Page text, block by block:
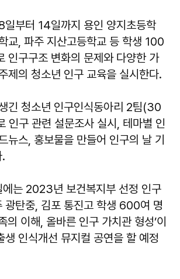
일부터 14일까지 용인 양지초등학
교, 파주 지산고등학교 등 학생 100
인구구조 변화의 문제와 다양한 가
제의 청소년 인구 교육을 실시한다.
긴 청소년 인구인식동아리 2팀(30
인구 관련 설문조사 실시, 테마별 인
뉴스, 홍보물을 만들어 인구의 날 기
는 2023년 보건복지부 선정 인구
광탄중, 김포 통진고 학생 600여 명
의 이해, 올바른 인구 가치관 형성’이
생 인식개선 뮤지컬 공연을 할 예정